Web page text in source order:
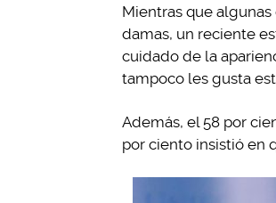
Mientras que
damas, un reciente
cuidado de la
tampoco les gusta
Además, el 58 por
por ciento insistió en